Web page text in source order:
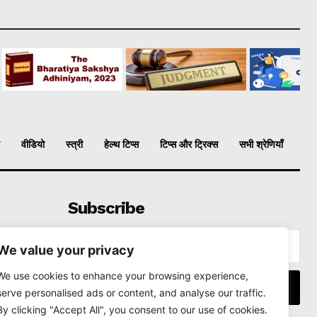
value your privacy
use cookies to enhance your browsing experience,
personalised ads or content, and analyse our traffic.
clicking "Accept All", you consent to our use of cookies.
वीडियो स्त्री हेल्थ टिप्स टिप्स और ट्रिक्स सभी श्रेणियाँ
Subscribe
I WANT IN